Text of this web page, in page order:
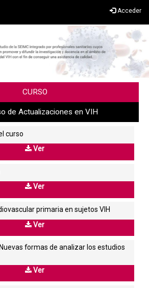
Acceder
CURSO
de Actualizaciones en VIH
curso
Ver
Ver
primaria en sujetos VIH
Ver
formas de analizar los estudios
Ver